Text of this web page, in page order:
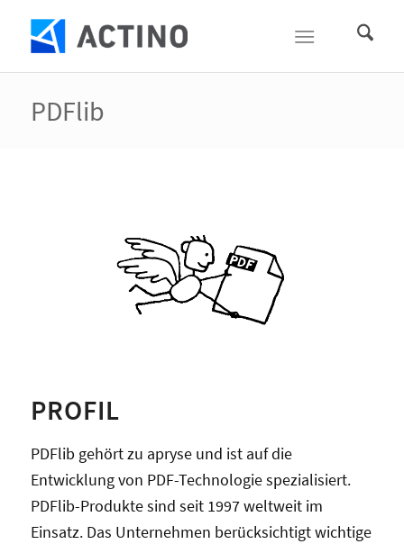
PDFlib
PROFIL
PDFlib gehört zu apryse und ist auf die
Entwicklung von PDF-Technologie spezialisiert.
PDFlib-Produkte sind seit 1997 weltweit im
Einsatz. Das Unternehmen berücksichtigt wichtige